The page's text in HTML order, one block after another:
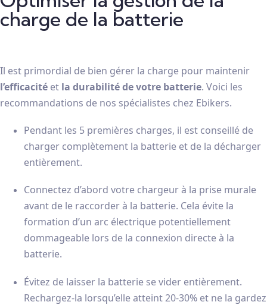
charge de la batterie
Il est primordial de bien gérer la charge pour maintenir
l’efficacité et la durabilité de votre batterie. Voici les
recommandations de nos spécialistes chez Ebikers.
Pendant les 5 premières charges, il est conseillé de
charger complètement la batterie et de la décharger
entièrement.
Connectez d’abord votre chargeur à la prise murale
avant de le raccorder à la batterie. Cela évite la
formation d’un arc électrique potentiellement
dommageable lors de la connexion directe à la
batterie.
Évitez de laisser la batterie se vider entièrement.
Rechargez-la lorsqu’elle atteint 20-30% et ne la gardez